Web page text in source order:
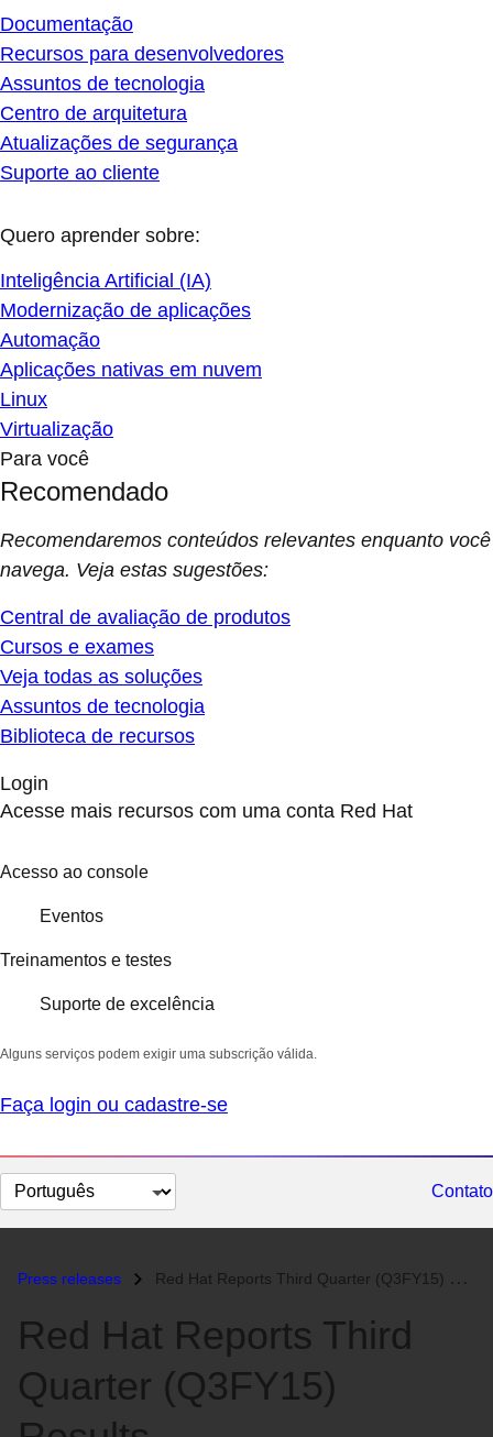
Documentação
Recursos para desenvolvedores
Assuntos de tecnologia
Centro de arquitetura
Atualizações de segurança
Suporte ao cliente
Quero aprender sobre:
Inteligência Artificial (IA)
Modernização de aplicações
Automação
Aplicações nativas em nuvem
Linux
Virtualização
Para você
Recomendado
Recomendaremos conteúdos relevantes enquanto você
navega. Veja estas sugestões:
Central de avaliação de produtos
Cursos e exames
Veja todas as soluções
Assuntos de tecnologia
Biblioteca de recursos
Login
Acesse mais recursos com uma conta Red Hat
Acesso ao console
Eventos
Treinamentos e testes
Suporte de excelência
Alguns serviços podem exigir uma subscrição válida.
Faça login ou cadastre-se
Selecionar
idioma
Contato
Press releases Red Hat Reports Third Quarter (Q3FY15) Results...
Red Hat Reports Third
Quarter (Q3FY15)